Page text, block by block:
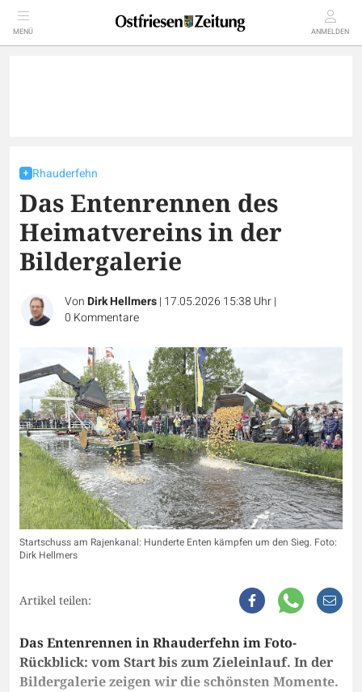
MENÜ ANMELDEN
Rhauderfehn
Das Entenrennen des
Heimatvereins in der
Bildergalerie
VonDirk Hellmers| 17.05.2026 15:38 Uhr|
0 Kommentare
Startschuss am Rajenkanal: Hunderte Enten kämpfen um den Sieg. Foto:
Dirk Hellmers
Artikel teilen:
Das Entenrennen in Rhauderfehn im Foto-
Rückblick: vom Start bis zum Zieleinlauf. In der
Bildergalerie zeigen wir die schönsten Momente.